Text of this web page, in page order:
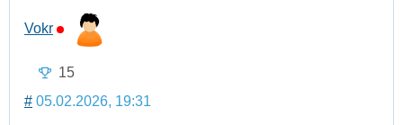
Vokr
15
# 05.02.2026, 19:31